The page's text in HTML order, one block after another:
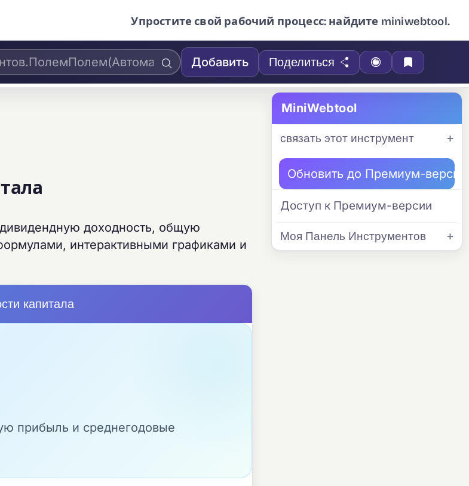
Упростите свой рабочий процесс: найдите miniwebtool.
Добавить Поделиться
дивидендную доходность, общую
интерактивными графиками и
капитала
прибыль и среднегодовые
MiniWebtool
связать этот инструмент
Обновить до Премиум-версии
Доступ к Премиум-версии
Моя Панель Инструментов